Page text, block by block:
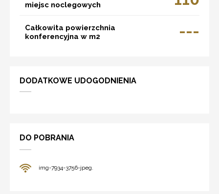
miejsc noclegowych
Całkowita powierzchnia
konferencyjna w m2
---
DODATKOWE UDOGODNIENIA
DO POBRANIA
img-7934-3756-jpeg.